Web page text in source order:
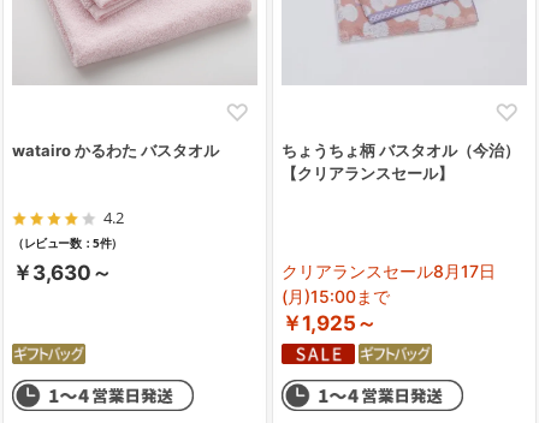
watairo かるわた バスタオル
4.2
（レビュー数：5件）
￥3,630～
ちょうちょ柄 バスタオル（今治）
【クリアランスセール】
クリアランスセール8月17日
(月)15:00まで
￥1,925～